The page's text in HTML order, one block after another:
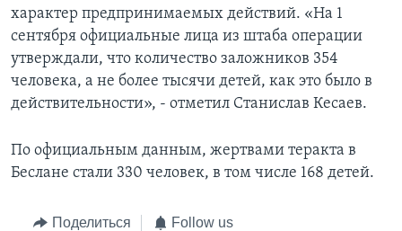
характер предпринимаемых действий. «На 1
сентября официальные лица из штаба операции
утверждали, что количество заложников 354
человека, а не более тысячи детей, как это было в
действительности», - отметил Станислав Кесаев.
По официальным данным, жертвами теракта в
Беслане стали 330 человек, в том числе 168 детей.
Поделиться Follow us